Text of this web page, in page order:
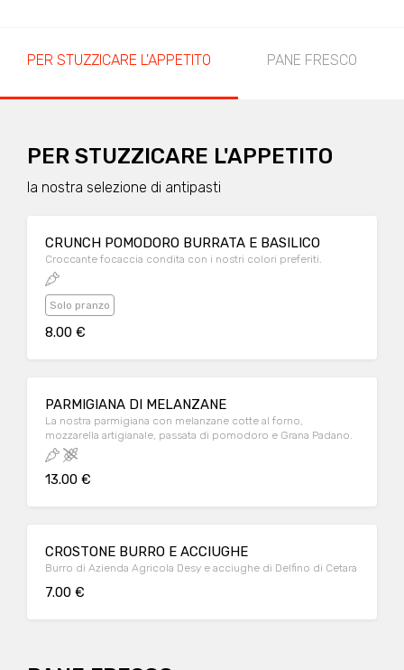
PER STUZZICARE L'APPETITO PANE FRESCO
PER STUZZICARE L'APPETITO
la nostra selezione di antipasti
CRUNCH POMODORO BURRATA E BASILICO
Croccante focaccia condita con i nostri colori preferiti.
Solo pranzo
8.00 €
PARMIGIANA DI MELANZANE
La nostra parmigiana con melanzane cotte al forno,
mozzarella artigianale, passata di pomodoro e Grana Padano.
13.00 €
CROSTONE BURRO E ACCIUGHE
Burro di Azienda Agricola Desy e acciughe di Delfino di Cetara
7.00 €